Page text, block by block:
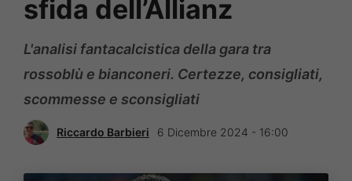
sfida dell’Allianz
L'analisi fantacalcistica della gara tra
rossoblù e bianconeri. Certezze, consigliati,
scommesse e sconsigliati
Riccardo Barbieri 6 Dicembre 2024 - 16:00